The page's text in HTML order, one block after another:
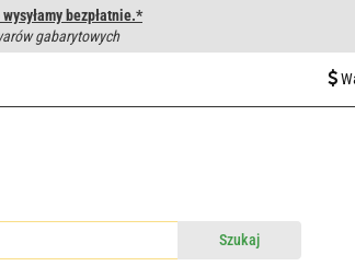
bezpłatnie.*
gabarytowych
Napisz do nas